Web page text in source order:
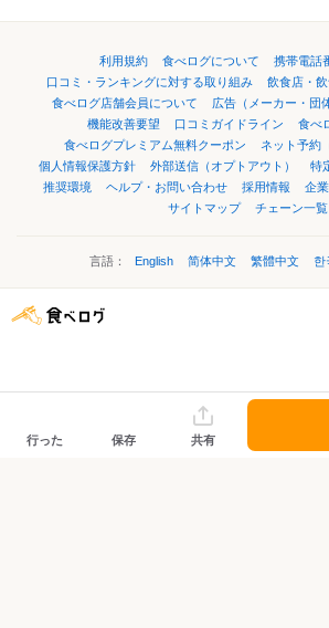
利用規約 食べログについて
携帯電話
口コミ・ランキングに対する取り組み
飲食店・
食べログ店舗会員について
広告（メーカー・団
機能改善要望
口コミガイドライン
食べ
食べログプレミアム無料クーポン
ネット予約
個人情報保護方針
外部送信（オプトアウト）
特
推奨環境
ヘルプ・お問い合わせ 採用情報 企
サイトマップ
チェーン一覧
言語： English 简体中文 繁體中文 한
行った 保存 共有